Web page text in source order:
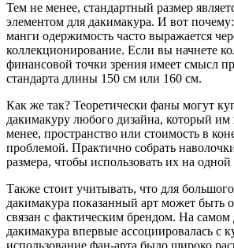
Тем не менее, стандартный размер
элементом для дакимакура. И вот
манги одержимость часто выражается
коллекционирование. Если вы начнете
финансовой точки зрения имеет смысл
стандарта длины 150 см или 160 см.
Как же так? Теоретически фаны могут
дакимакуру любого дизайна, который им
менее, пространство или стоимость в
проблемой. Практично собрать
размера, чтобы использовать их на
Также стоит учитывать, что для
дакимакура показанный арт может быть
связан с фактическим брендом. На самом
дакимакура впервые ассоциировалась с